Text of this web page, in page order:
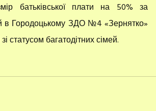
батьківської плати на 50% за
в Городоцькому ЗДО №4 «Зернятко»
статусом багатодітних сімей.